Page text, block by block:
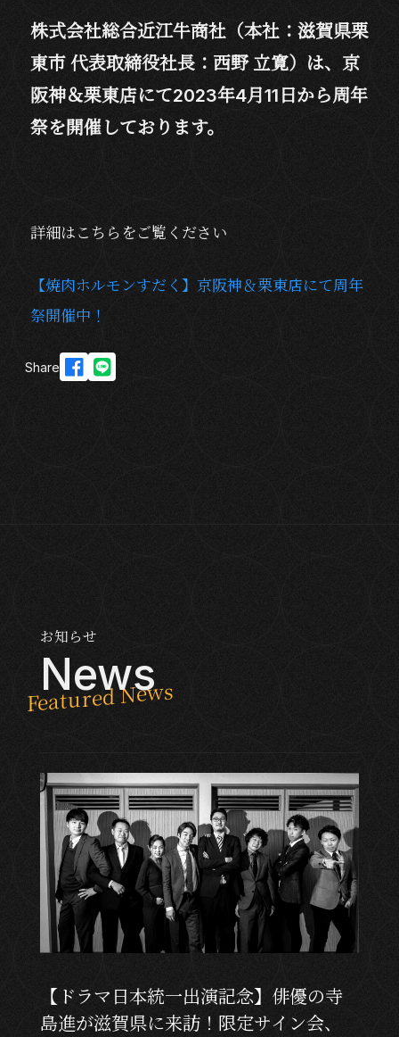
株式会社総合近江牛商社（本社：滋賀県栗
東市 代表取締役社長：西野 立寛）は、京
阪神＆栗東店にて2023年4月11日から周年
祭を開催しております。
詳細はこちらをご覧ください
【焼肉ホルモンすだく】京阪神＆栗東店にて周年
祭開催中！
Share
お知らせ
News
【ドラマ日本統一出演記念】俳優の寺
島進が滋賀県に来訪！限定サイン会、